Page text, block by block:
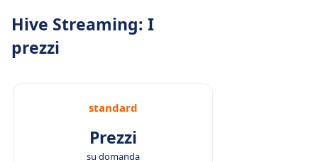
Hive Streaming: I
prezzi
standard
Prezzi
su domanda